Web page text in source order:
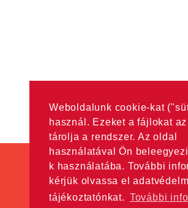
Weboldalunk cookie-kat
használ. Ezeket a fájlokat
tárolja a rendszer. Az oldal
használatával Ön
k használatába. További
kérjük olvassa el
tájékoztatónkat. További
Minden jog fenntartva! © Hama